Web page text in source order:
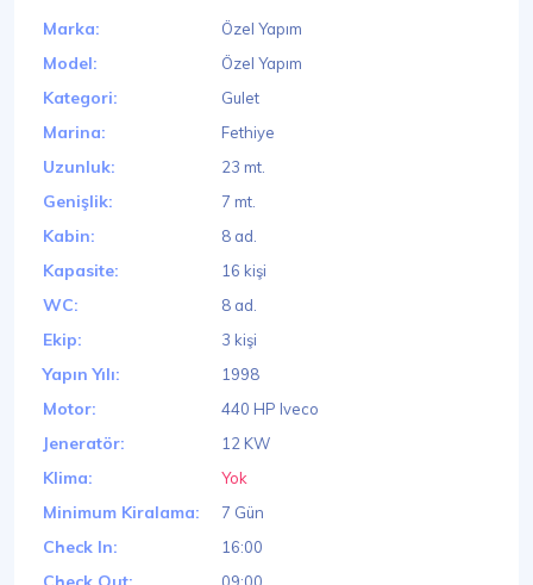
Marka: Özel Yapım
Model: Özel Yapım
Kategori: Gulet
Marina: Fethiye
Uzunluk: 23 mt.
Genişlik: 7 mt.
Kabin: 8 ad.
Kapasite: 16 kişi
WC: 8 ad.
Ekip: 3 kişi
Yapın Yılı: 1998
Motor: 440 HP Iveco
Jeneratör: 12 KW
Klima: Yok
Minimum Kiralama: 7 Gün
Check In: 16:00